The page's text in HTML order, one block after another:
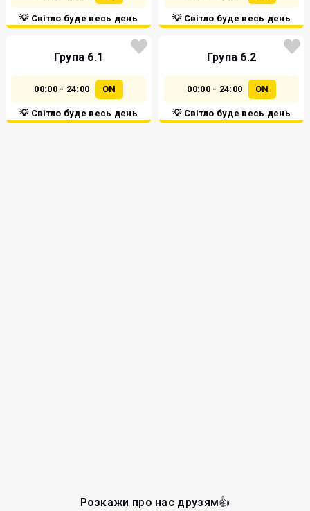
💡 Світло буде весь день 💡 Світло буде весь день
Група 6.1
00:00 - 24:00 ON
💡 Світло буде весь день
Група 6.2
00:00 - 24:00 ON
💡 Світло буде весь день
Розкажи про нас друзям👍